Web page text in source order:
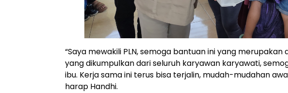
“Saya mewakili PLN, semoga bantuan ini yang merupakan
yang dikumpulkan dari seluruh karyawan karyawati,
ibu. Kerja sama ini terus bisa terjalin, mudah-mudahan
harap Handhi.